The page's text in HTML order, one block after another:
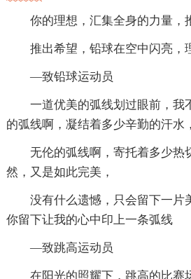
你的理想，汇集全身的力量，
推出希望，铅球在空中闪亮，
—致铅球运动员
一道优美的弧线划过眼前，我
的弧线啊，凝结着多少辛勤的汗水，
无伦的弧线啊，寄托着多少热
然，又是如此完美，
没有什么遗憾，只会留下一片
你留下让我的心中印上一条弧线
—致跳高运动员
在阳光的照耀下，跳高的比赛